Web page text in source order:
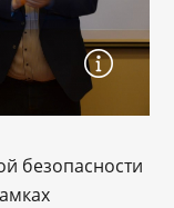
безопасности